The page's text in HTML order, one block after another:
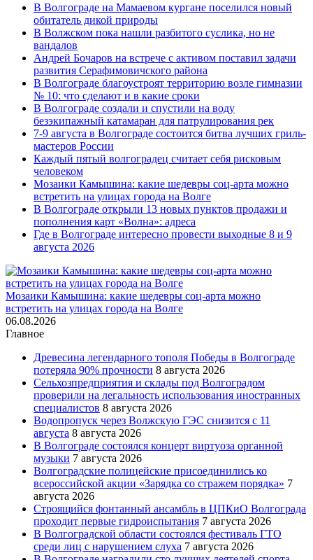
В Волгограде на Мамаевом кургане поселился новый
обитатель дикой природы
В Волжском пока нашли разбитого суслика, но не
вандалов
Андрей Бочаров на встрече с активом поставил задачи
развития Серафимовичского района
В Волгограде благоустроят территорию возле гимназии
№ 10: что сделают и в какие сроки
В Волгограде создали и спустили на воду
безэкипажный катамаран для патрулирования рек
7-9 августа в Волгограде состоится битва лучших гриль-
мастеров России
Каждый пятый волгоградец считает себя рисковым
человеком
Мозаики Камышина: какие шедевры соц-арта можно
встретить на улицах города на Волге
В Волгограде открыли 13 новых пунктов продажи и
пополнения карт «Волна»: адреса
Где в Волгограде интересно провести выходные 8 и 9
августа 2026
Мозаики Камышина: какие шедевры соц-арта можно
встретить на улицах города на Волге
06.08.2026
Главное
Древесина легендарного тополя Победы в Волгограде
потеряла 90% прочности 8 августа 2026
Сельхозпредприятия и склады под Волгоградом
проверили на легальность использования иностранных
специалистов 8 августа 2026
Водопропуск через Волжскую ГЭС снизится с 11
августа 8 августа 2026
В Волгограде состоялся концерт виртуоза органной
музыки 7 августа 2026
Волгоградские полицейские присоединились ко
всероссийской акции «Зарядка со стражем порядка» 7
августа 2026
Строящийся фонтанный ансамбль в ЦПКиО Волгограда
проходит первые гидроиспытания 7 августа 2026
В Волгоградской области состоялся фестиваль ГТО
среди лиц с нарушением слуха 7 августа 2026